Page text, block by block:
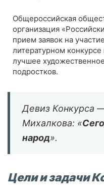
Общероссийская
организация
прием заявок на
литературном
лучшее
подростков.
Девиз Конкурса
Михалкова: «
народ».
Цели и задачи